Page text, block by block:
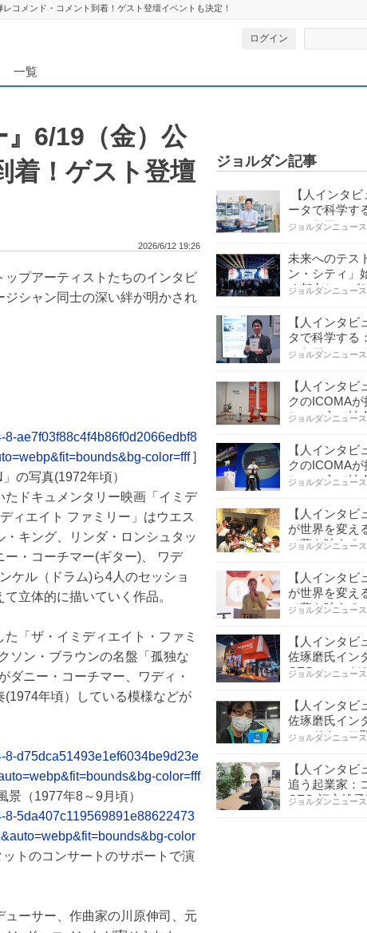
コメンド・コメント到着！ゲスト登壇イベントも決定！
ログイン
一覧
6/19（金）公
着！ゲスト登壇
2026/6/12 19:26
プアーティストたちのインタビ
シャン同士の深い絆が明かされ
8-ae7f03f88c4f4b86f0d2066edbf8
color=fff]
の写真(1972年頃）
ドキュメンタリー映画「イミデ
ィエイト ファミリー」はウエス
キング、リンダ・ロンシュタッ
ー・コーチマー(ギター)、 ワデ
ケル（ドラム)ら4人のセッショ
立体的に描いていく作品。
「ザ・イミディエイト・ファミ
ソン・ブラウンの名盤「孤独な
ダニー・コーチマー、ワディ・
年頃）している模様などが
8-d75dca51493e1ef6034be9d23e
color=fff
（1977年8～9月頃）
8-5da407c119569891e88622473
color
トのコンサートのサポートで演
ーサー、作曲家の川原伸司、元
ジョルダン記事
【人インタ
ータで科学す
ルスケアシス
ジョルダンニュー
未来へのテス
ン・シティ
く都市とモビ
ジョルダンニュー
【人インタビ
タで科学する
スケアシステ
ジョルダンニュー
【人インタビ
クのICOMA
ちゃの心で社
ジョルダンニュー
【人インタビ
クのICOMA
ちゃの心で社
ジョルダンニュー
【人インタビ
が世界を変え
で夢を叶える
ジョルダンニュー
【人インタビ
が世界を変え
で夢を叶え
ジョルダンニュー
【人インタビ
佐琢磨氏イン
CESへのこ
ジョルダンニュー
【人インタビ
佐琢磨氏イン
ハードウェア
ジョルダンニュー
【人インタビ
追う起業家：
CEO 福永桃
ジョルダンニュー